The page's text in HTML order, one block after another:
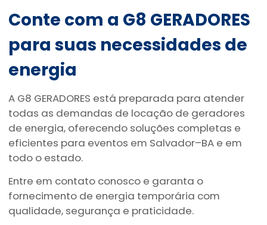
Conte com a G8 GERADORES
para suas necessidades de
energia
A G8 GERADORES está preparada para atender
todas as demandas de locação de geradores
de energia, oferecendo soluções completas e
eficientes para eventos em Salvador–BA e em
todo o estado.
Entre em contato conosco e garanta o
fornecimento de energia temporária com
qualidade, segurança e praticidade.